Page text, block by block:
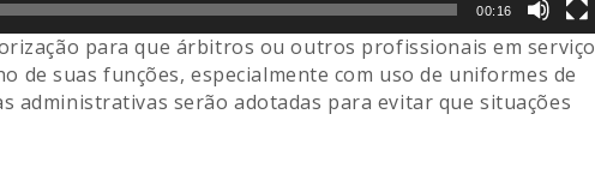
00:16
para que árbitros ou outros profissionais em serviço
de suas funções, especialmente com uso de uniformes de
administrativas serão adotadas para evitar que situações